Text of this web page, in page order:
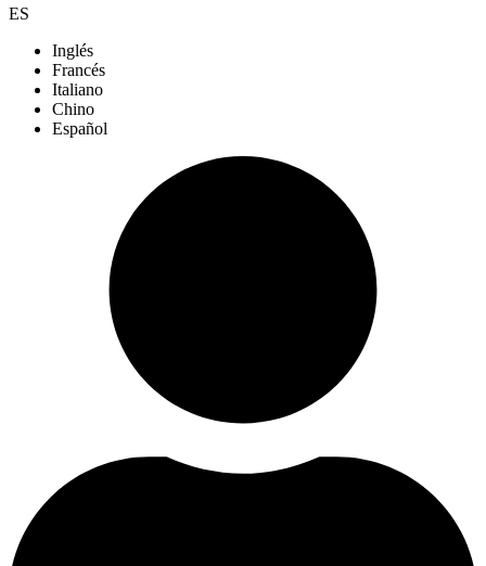
ES
Inglés
Francés
Italiano
Chino
Español